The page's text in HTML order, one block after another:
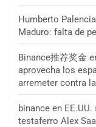
Humberto Palencia
Maduro: falta de
Binance推荐奖金
aprovecha los
arremeter contra
binance en
testaferro Alex